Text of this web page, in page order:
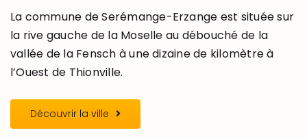
La commune de Serémange-Erzange est située sur
la rive gauche de la Moselle au débouché de la
vallée de la Fensch à une dizaine de kilomètre à
l’Ouest de Thionville.
Découvrir la ville